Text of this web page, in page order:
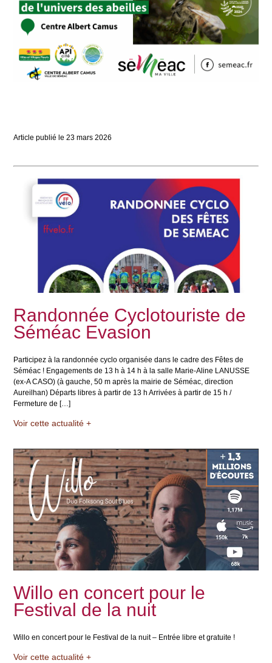
Article publié le23 mars 2026
Randonnée Cyclotouriste de
Séméac Evasion
Participez à la randonnée cyclo organisée dans le cadre des Fêtes de
Séméac ! Engagements de 13 h à 14 h à la salle Marie-Aline LANUSSE
(ex-A CASO) (à gauche, 50 m après la mairie de Séméac, direction
Aureilhan) Départs libres à partir de 13 h Arrivées à partir de 15 h /
Fermeture de […]
Voir cette actualité +
Willo en concert pour le
Festival de la nuit
Willo en concert pour le Festival de la nuit – Entrée libre et gratuite !
Voir cette actualité +